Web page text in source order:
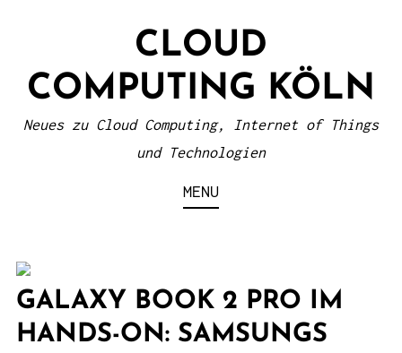
CLOUD
COMPUTING KÖLN
Neues zu Cloud Computing, Internet of Things
und Technologien
MENU
GALAXY BOOK 2 PRO IM
HANDS-ON: SAMSUNGS